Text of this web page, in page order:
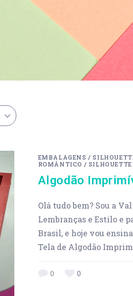
EMBALAGENS /
ROMÂNTICO /
Algodão
Olá tudo bem? Sou a
Lembranças e Estilo e
Brasil, e hoje vou
Tela de Algodão
0 0